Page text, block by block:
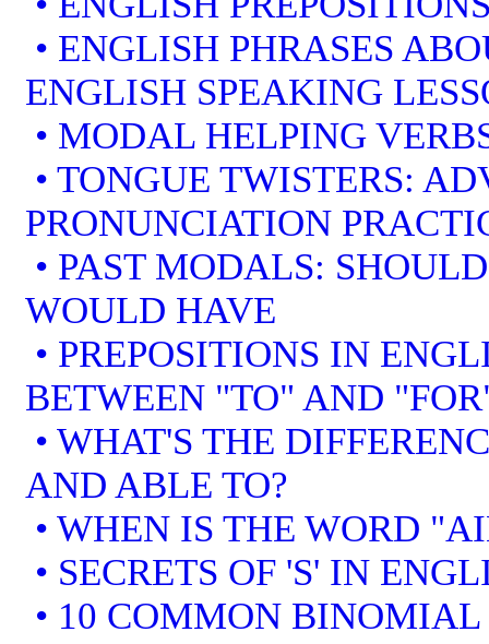
• ENGLISH PHRASES
ENGLISH SPEAKING
• MODAL HELPING
• TONGUE TWISTERS:
PRONUNCIATION
• PAST MODALS:
WOULD HAVE
• PREPOSITIONS IN
BETWEEN "TO" AND
• WHAT'S THE
AND ABLE TO?
• WHEN IS THE WORD
• SECRETS OF 'S' IN
• 10 COMMON BINOMIAL